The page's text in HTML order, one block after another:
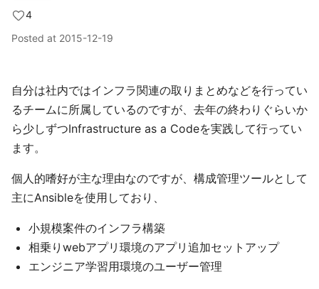
4
Posted at 2015-12-19
自分は社内ではインフラ関連の取りまとめなどを行ってい
るチームに所属しているのですが、去年の終わりぐらいか
ら少しずつInfrastructure as a Codeを実践して行ってい
ます。
個人的嗜好が主な理由なのですが、構成管理ツールとして
主にAnsibleを使用しており、
小規模案件のインフラ構築
相乗りwebアプリ環境のアプリ追加セットアップ
エンジニア学習用環境のユーザー管理